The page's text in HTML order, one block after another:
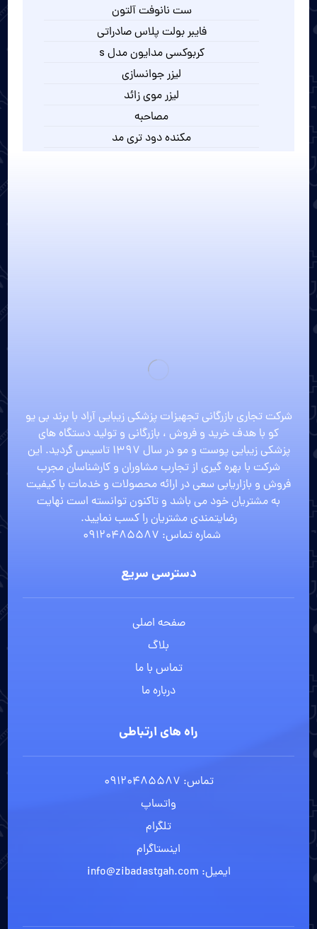
ست نانوفت آلتون
فایبر بولت پلاس صادراتی
کربوکسی مدایون مدل s
لیزر جوانسازی
لیزر موی زائد
مصاحبه
مکنده دود تری مد
شرکت تجاری بازرگانی تجهیزات پزشکی زیبایی آراد با برند بی یو
کو با هدف خرید و فروش ، بازرگانی و تولید دستگاه های
پزشکی زیبایی پوست و مو در سال 1397 تاسیس گردید. این
شرکت با بهره گیری از تجارب مشاوران و کارشناسان مجرب
فروش و بازاریابی سعی در ارائه محصولات و خدمات با کیفیت
به مشتریان خود می باشد و تاکنون توانسته است نهایت
رضایتمندی مشتریان را کسب نمایید.
شماره تماس: 09120485587
دسترسی سریع
صفحه اصلی
بلاگ
تماس با ما
درباره ما
راه های ارتباطی
تماس: 09120485587
واتساپ
تلگرام
اینستاگرام
ایمیل: info@zibadastgah.com